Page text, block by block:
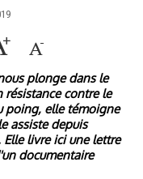
plonge dans le
résistance contre le
poing, elle témoigne
assiste depuis
livre ici une lettre
documentaire